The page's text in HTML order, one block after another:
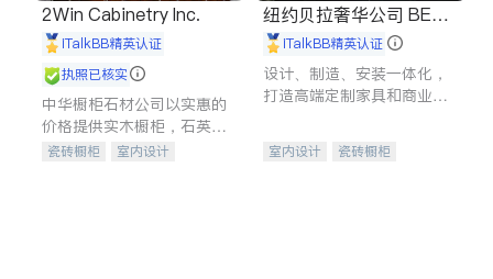
2Win Cabinetry Inc.
iTalkBB精英认证
执照已核实
中华橱柜石材公司以实惠的
价格提供实木橱柜，石英石
台面，多种优质不锈钢水
瓷砖橱柜
室内设计
纽约贝拉奢华公司 BELL
A LUXE
iTalkBB精英认证
设计、制造、安装一体化，
打造高端定制家具和商业空
室内设计
瓷砖橱柜